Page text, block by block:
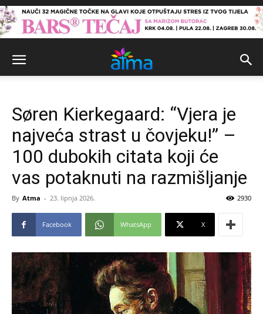
Søren Kierkegaard: “Vjera je
najveća strast u čovjeku!” –
100 dubokih citata koji će
vas potaknuti na razmišljanje
By Atma - 23. lipnja 2026. 2930
Facebook WhatsApp X